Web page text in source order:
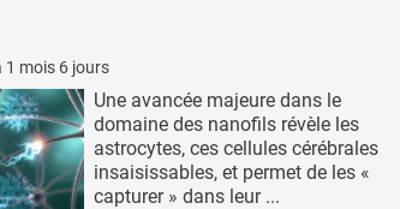
1 mois 6 jours
Une avancée majeure dans le
domaine des nanofils révèle les
astrocytes, ces cellules cérébrales
insaisissables, et permet de les «
capturer » dans leur ...